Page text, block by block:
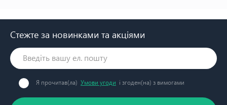
Стежте за новинками та акціями
Я прочитав(ла) Умови угоди і згоден(на) з вимогами